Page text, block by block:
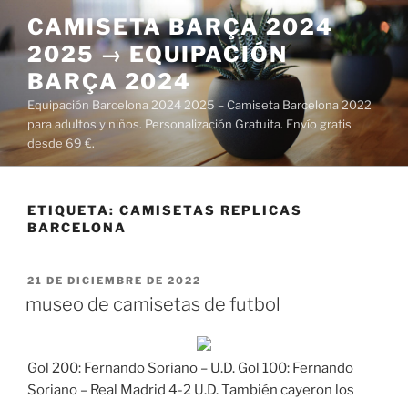
al
contenido
CAMISETA BARÇA 2024
2025 → EQUIPACIÓN
BARÇA 2024
Equipación Barcelona 2024 2025 – Camiseta Barcelona 2022
para adultos y niños. Personalización Gratuita. Envío gratis
desde 69 €.
ETIQUETA: CAMISETAS REPLICAS
BARCELONA
PUBLICADO
21 DE DICIEMBRE DE 2022
museo de camisetas de futbol
Gol 200: Fernando Soriano – U.D. Gol 100: Fernando
Soriano – Real Madrid 4-2 U.D. También cayeron los